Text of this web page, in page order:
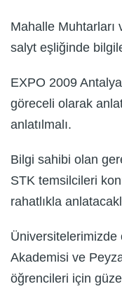
Mahalle
salyt eşliğinde
EXPO 2009
göreceli olarak
anlatılmalı.
Bilgi sahibi olan
STK temsilcileri
rahatlıkla
Üniversitelerimizde
Akademisi ve
öğrencileri için